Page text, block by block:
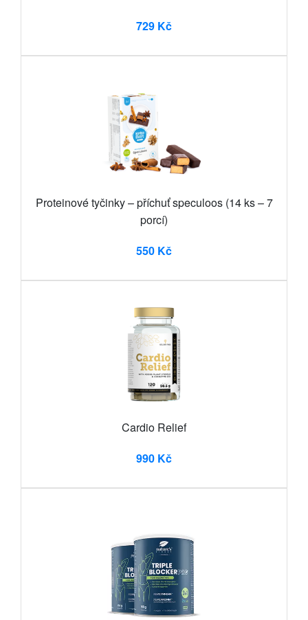
729 Kč
Proteinové tyčinky – příchuť speculoos (14 ks – 7
porcí)
550 Kč
Cardio Relief
990 Kč